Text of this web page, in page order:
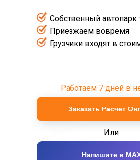
Заказать Расчет
Работаем 7 дней в
Или
Напишите в
Собственный автопарк
Приезжаем вовремя
Грузчики входят в